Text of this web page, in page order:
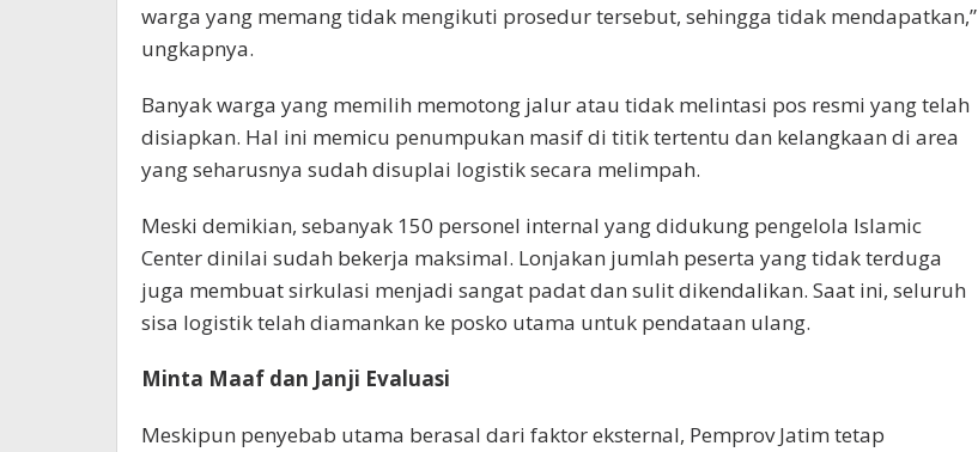
warga yang memang tidak mengikuti prosedur tersebut, sehingga tidak mendapatkan,”
ungkapnya.
Banyak warga yang memilih memotong jalur atau tidak melintasi pos resmi yang telah
disiapkan. Hal ini memicu penumpukan masif di titik tertentu dan kelangkaan di area
yang seharusnya sudah disuplai logistik secara melimpah.
Meski demikian, sebanyak 150 personel internal yang didukung pengelola Islamic
Center dinilai sudah bekerja maksimal. Lonjakan jumlah peserta yang tidak terduga
juga membuat sirkulasi menjadi sangat padat dan sulit dikendalikan. Saat ini, seluruh
sisa logistik telah diamankan ke posko utama untuk pendataan ulang.
Minta Maaf dan Janji Evaluasi
Meskipun penyebab utama berasal dari faktor eksternal, Pemprov Jatim tetap